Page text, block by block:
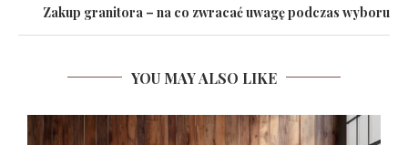
Zakup granitora – na co zwracać uwagę podczas wyboru
YOU MAY ALSO LIKE